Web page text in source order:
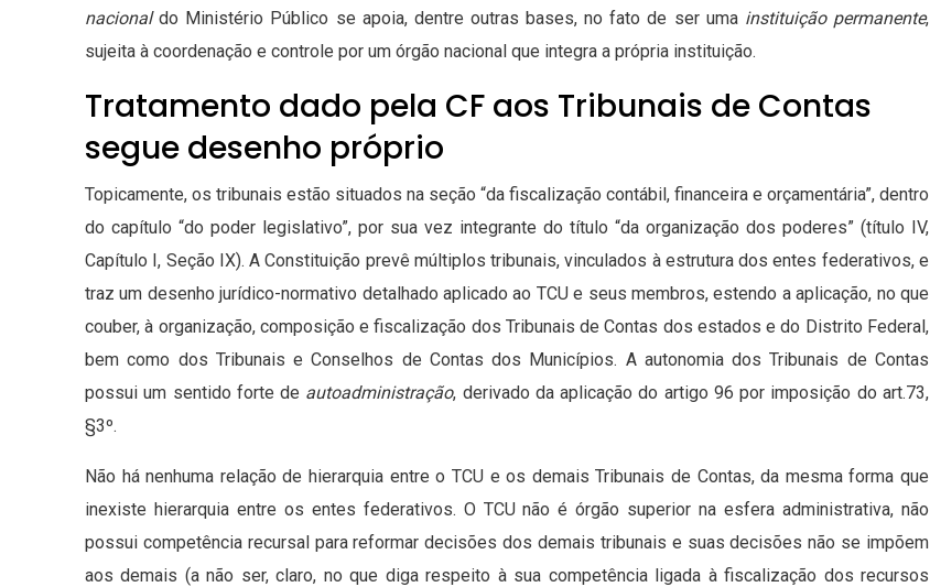
nacionaldo Ministério Público se apoia, dentre outras bases, no fato de ser uma instituição permanente,
sujeita à coordenação e controle por um órgão nacional que integra a própria instituição.
Tratamento dado pela CF aos Tribunais de Contas
segue desenho próprio
Topicamente, os tribunais estão situados na seção “da fiscalização contábil, financeira e orçamentária”, dentro
do capítulo “do poder legislativo”, por sua vez integrante do título “da organização dos poderes” (título IV,
Capítulo I, Seção IX). A Constituição prevê múltiplos tribunais, vinculados à estrutura dos entes federativos, e
traz um desenho jurídico-normativo detalhado aplicado ao TCU e seus membros, estendo a aplicação, no que
couber, à organização, composição e fiscalização dos Tribunais de Contas dos estados e do Distrito Federal,
bem como dos Tribunais e Conselhos de Contas dos Municípios. A autonomia dos Tribunais de Contas
possui um sentido forte de autoadministração, derivado da aplicação do artigo 96 por imposição do art.73,
§3º.
Não há nenhuma relação de hierarquia entre o TCU e os demais Tribunais de Contas, da mesma forma que
inexiste hierarquia entre os entes federativos. O TCU não é órgão superior na esfera administrativa, não
possui competência recursal para reformar decisões dos demais tribunais e suas decisões não se impõem
aos demais (a não ser, claro, no que diga respeito à sua competência ligada à fiscalização dos recursos